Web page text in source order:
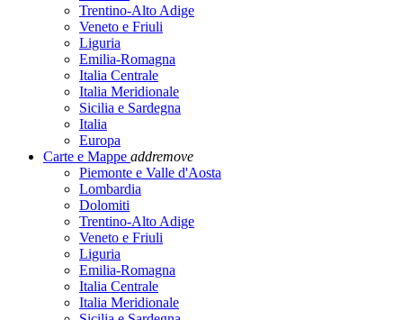
Trentino-Alto Adige
Veneto e Friuli
Liguria
Emilia-Romagna
Italia Centrale
Italia Meridionale
Sicilia e Sardegna
Italia
Europa
Carte e Mappe addremove
Piemonte e Valle d'Aosta
Lombardia
Dolomiti
Trentino-Alto Adige
Veneto e Friuli
Liguria
Emilia-Romagna
Italia Centrale
Italia Meridionale